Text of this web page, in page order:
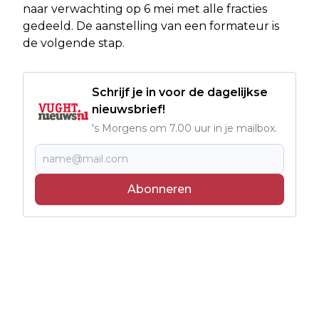
naar verwachting op 6 mei met alle fracties
gedeeld. De aanstelling van een formateur is
de volgende stap.
Schrijf je in voor de dagelijkse
nieuwsbrief!
's Morgens om 7.00 uur in je mailbox.
Abonneren